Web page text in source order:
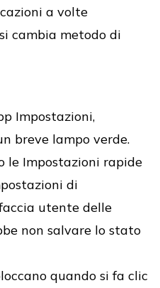
a volte
cambia metodo di
Impostazioni,
breve lampo verde.
le Impostazioni rapide
di
utente delle
non salvare lo stato
quando si fa clic